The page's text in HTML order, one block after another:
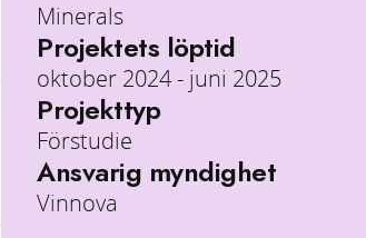
Minerals
Projektets löptid
oktober 2024 - juni 2025
Projekttyp
Förstudie
Ansvarig myndighet
Vinnova